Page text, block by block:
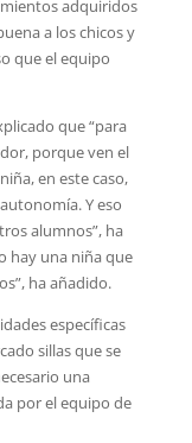
adquiridos
a los chicos y
que el equipo
que “para
porque ven el
en este caso,
Y eso
alumnos”, ha
hay una niña que
ha añadido.
específicas
sillas que se
una
por el equipo de